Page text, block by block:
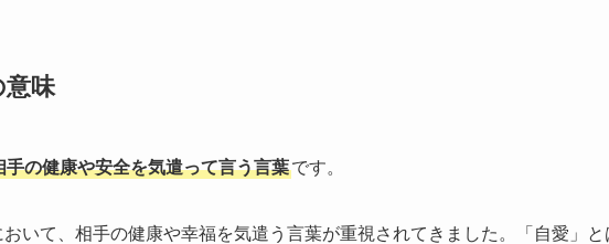
意味
手の健康や安全を気遣って言う言葉です。
いて、相手の健康や幸福を気遣う言葉が重視されてきました。「自愛」と